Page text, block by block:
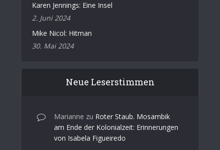
Karen Jennings: Eine Insel
2. Juni 2024
Mike Nicol: Hitman
30. Mai 2024
Neue Leserstimmen
Marianne zu Roter Staub. Mosambik
am Ende der Kolonialzeit: Erinnerungen
von Isabela Figueiredo